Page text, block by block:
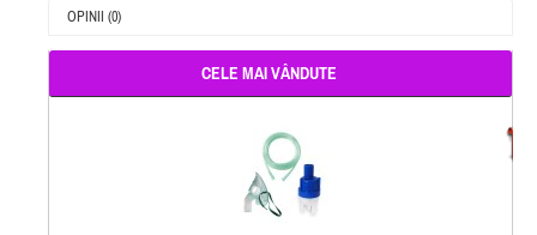
OPINII (0)
CELE MAI VÂNDUTE